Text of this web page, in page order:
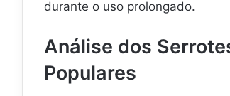
durante o uso prolongado.
Análise dos
Populares